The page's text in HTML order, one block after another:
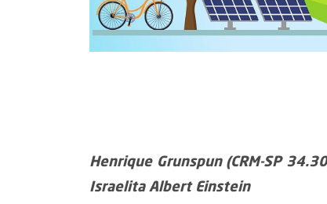
Henrique Grunspun (CRM-SP
Israelita Albert Einstein